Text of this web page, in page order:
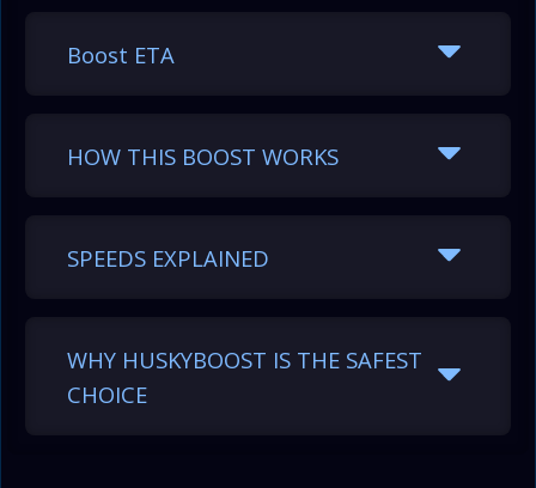
Boost ETA
Level range Days
200–300
HOW THIS BOOST WORKS
SPEEDS EXPLAINED
WHY HUSKYBOOST IS THE SAFEST
CHOICE